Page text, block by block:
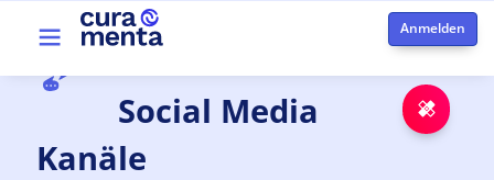
Direkt zum Inhalt
Top menu
Social Media
Kanäle